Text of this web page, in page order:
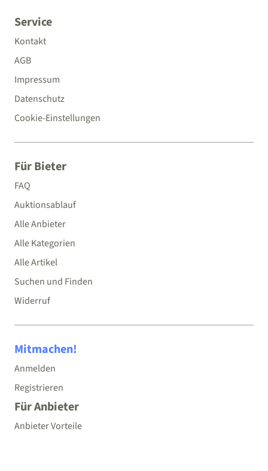
Service
Kontakt
AGB
Impressum
Datenschutz
Cookie-Einstellungen
Für Bieter
FAQ
Auktionsablauf
Alle Anbieter
Alle Kategorien
Alle Artikel
Suchen und Finden
Widerruf
Mitmachen!
Anmelden
Registrieren
Für Anbieter
Anbieter Vorteile